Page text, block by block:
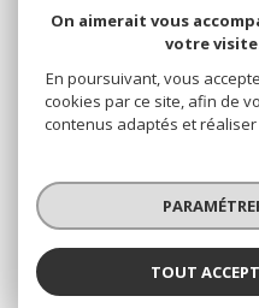
IMMOBILIER SUD
© 2026 |
Nos honoraires
On aimerait vous
votre
En poursuivant, vous
cookies par ce site, afin de
contenus adaptés et
TOUT